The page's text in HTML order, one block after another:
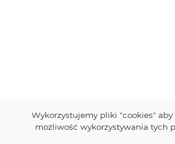
Wykorzystujemy pliki "cookies" aby
możliwość wykorzystywania tych